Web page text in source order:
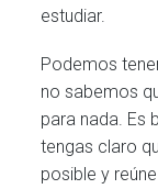
estudiar.
Podemos
no sabemos
para nada. Es
tengas claro
posible y